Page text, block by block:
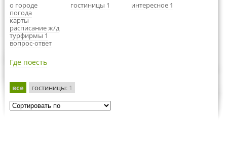
о городе
погода
карты
расписание ж/д
турфирмы 1
вопрос-ответ
гостиницы 1 интересное 1
Где поесть
все гостиницы: 1